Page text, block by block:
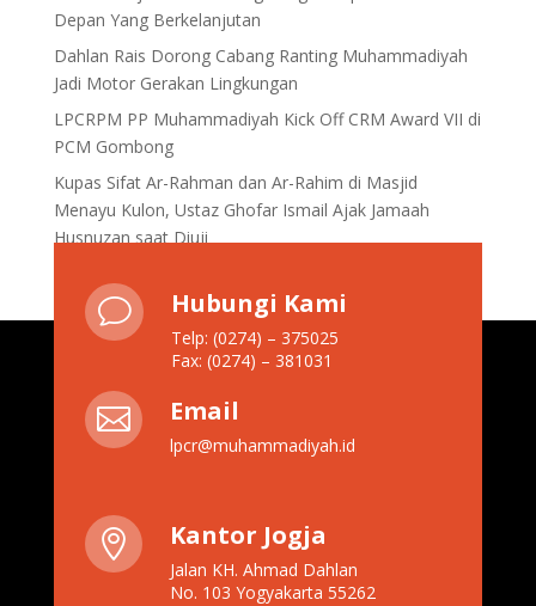
Depan Yang Berkelanjutan
Dahlan Rais Dorong Cabang Ranting Muhammadiyah
Jadi Motor Gerakan Lingkungan
LPCRPM PP Muhammadiyah Kick Off CRM Award VII di
PCM Gombong
Kupas Sifat Ar-Rahman dan Ar-Rahim di Masjid
Menayu Kulon, Ustaz Ghofar Ismail Ajak Jamaah
Husnuzan saat Diuji
v Hubungi Kami
Telp: (0274) – 375025
Fax: (0274) – 381031
 Email
lpcr@muhammadiyah.id
 Kantor Jogja
Jalan KH. Ahmad Dahlan
No. 103 Yogyakarta 55262